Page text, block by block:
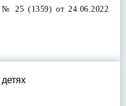
25 (1359) от 24.06.2022